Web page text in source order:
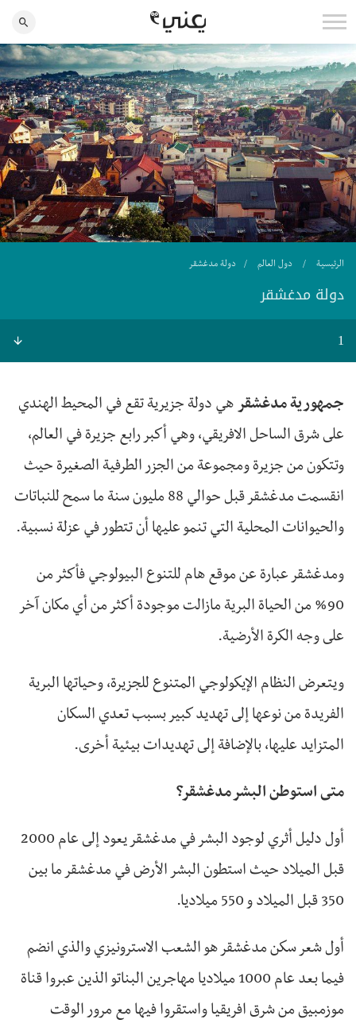
الرئيسية دول العالم دولة مدغشقر
دولة مدغشقر
1
جمهورية مدغشقر هي دولة جزيرية تقع في المحيط الهندي
على شرق الساحل الافريقي، وهي أكبر رابع جزيرة في العالم،
وتتكون من جزيرة ومجموعة من الجزر الطرفية الصغيرة حيث
انقسمت مدغشقر قبل حوالي 88 مليون سنة ما سمح للنباتات
والحيوانات المحلية التي تنمو عليها أن تتطور في عزلة نسبية.
ومدغشقر عبارة عن موقع هام للتنوع البيولوجي فأكثر من
90% من الحياة البرية مازالت موجودة أكثر من أي مكان آخر
على وجه الكرة الأرضية.
ويتعرض النظام الإيكولوجي المتنوع للجزيرة، وحياتها البرية
الفريدة من نوعها إلى تهديد كبير بسبب تعدي السكان
المتزايد عليها، بالإضافة إلى تهديدات بيئية أخرى.
متى استوطن البشر مدغشقر؟
أول دليل أثري لوجود البشر في مدغشقر يعود إلى عام 2000
قبل الميلاد حيث استطون البشر الأرض في مدغشقر ما بين
350 قبل الميلاد و 550 ميلاديا.
أول شعر سكن مدغشقر هو الشعب الاسترونيزي والذي انضم
فيما بعد عام 1000 ميلاديا مهاجرين البناتو الذين عبروا قناة
موزمبيق من شرق افريقيا واستقروا فيها مع مرور الوقت